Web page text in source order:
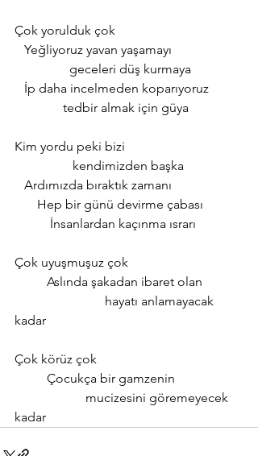
Çok yorulduk çok
   Yeğliyoruz yavan yaşamayı
                 geceleri düş kurmaya
   İp daha incelmeden koparıyoruz
               tedbir almak için güya
Kim yordu peki bizi
                  kendimizden başka
   Ardımızda bıraktık zamanı
       Hep bir günü devirme çabası
           İnsanlardan kaçınma ısrarı
Çok uyuşmuşuz çok
          Aslında şakadan ibaret olan
kadar
Çok körüz çok
          Çocukça bir gamzenin
kadar